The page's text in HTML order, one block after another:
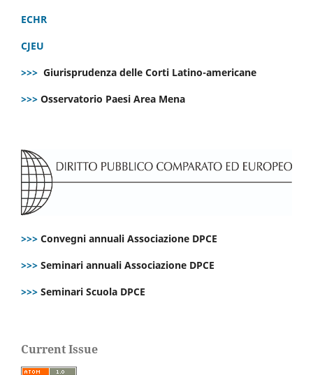
ECHR
CJEU
>>> Giurisprudenza delle Corti Latino-americane
>>> Osservatorio Paesi Area Mena
>>> Convegni annuali Associazione DPCE
>>> Seminari annuali Associazione DPCE
>>> Seminari Scuola DPCE
Current Issue